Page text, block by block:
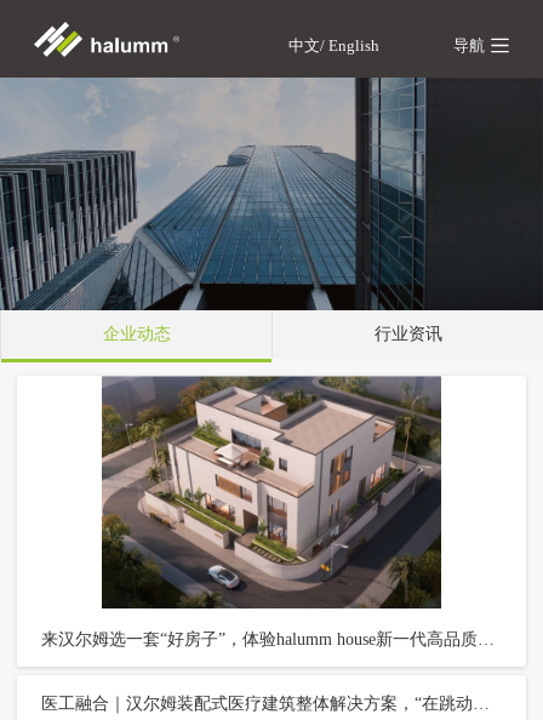
中文/ English 导航
企业动态 行业资讯
来汉尔姆选一套“好房子”，体验halumm house新一代高品质住宅
医工融合｜汉尔姆装配式医疗建筑整体解决方案，“在跳动的心脏上做手术”